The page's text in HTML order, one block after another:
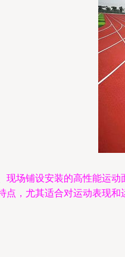
现场铺设安装的高性能运
点，尤其适合对运动表现